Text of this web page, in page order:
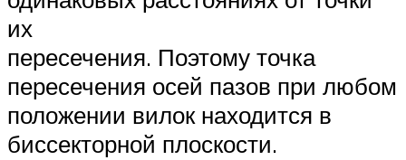
их
пересечения. Поэтому точка
пересечения осей пазов при любом
положении вилок находится в
биссекторной плоскости.